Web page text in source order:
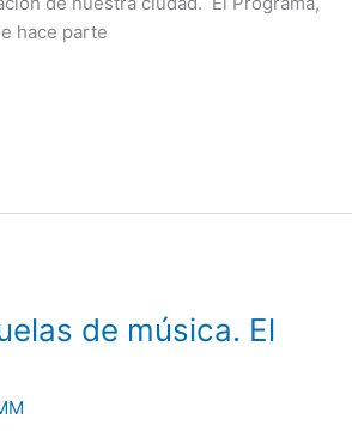
hace parte
de música. El